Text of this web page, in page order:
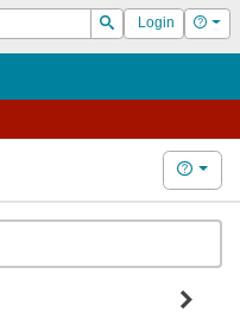
Suchen
Login Hilfe
Hilfe